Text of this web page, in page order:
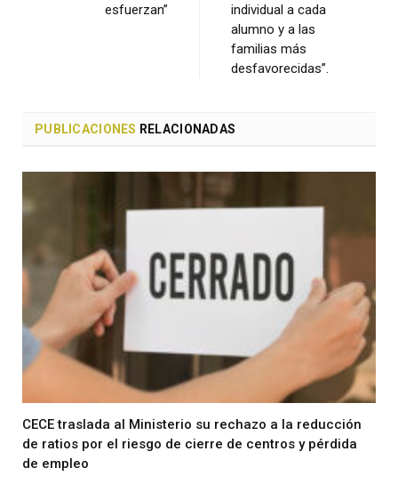
esfuerzan”
individual a cada
alumno y a las
familias más
desfavorecidas”.
PUBLICACIONES RELACIONADAS
CECE traslada al Ministerio su rechazo a la reducción
de ratios por el riesgo de cierre de centros y pérdida
de empleo